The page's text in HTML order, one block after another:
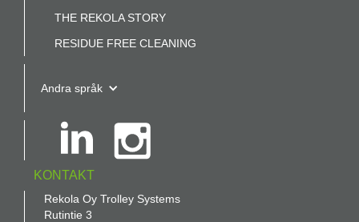
THE REKOLA STORY
RESIDUE FREE CLEANING
Andra språk
KONTAKT
Rekola Oy Trolley Systems
Rutintie 3